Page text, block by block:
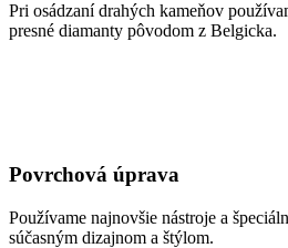
Pri osádzaní drahých kameňov
presné diamanty pôvodom z Belgicka.
Povrchová úprava
Používame najnovšie nástroje a
súčasným dizajnom a štýlom.